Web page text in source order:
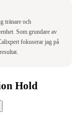
tränare och
Som grundare av
fokuserar jag på
Hold